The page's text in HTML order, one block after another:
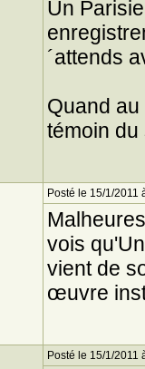
Un
´attends
Quand au
témoin du
Posté le 15/1/2011
vois
vient de
œuvre
Posté le 15/1/2011